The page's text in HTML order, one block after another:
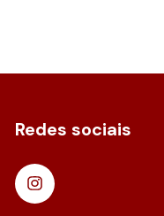
Redes sociais